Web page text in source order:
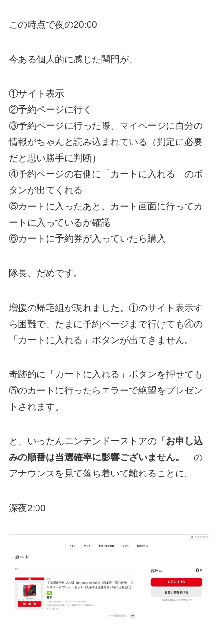
この時点で夜の20:00
今ある個人的に感じた関門が、
①サイト表示
②予約ページに行く
③予約ページに行った際、マイページに自分の
情報がちゃんと読み込まれている（判定に必要
だと思い勝手に判断）
④予約ページの右側に「カートに入れる」のボ
タンが出てくれる
⑤カートに入ったあと、カート画面に行ってカ
ートに入っているか確認
⑥カートに予約券が入っていたら購入
隊長、だめです。
増援の帰宅組が現れました。①のサイト表示す
ら困難で、たまに予約ページまで行けても④の
「カートに入れる」ボタンが出てきません。
奇跡的に「カートに入れる」ボタンを押せても
⑤のカートに行ったらエラーで絶望をプレゼン
トされます。
と、いったんニンテンドーストアの「 お申し込
みの順番は当選確率に影響ございません。
」の
アナウンスを見て落ち着いて離れることに。
深夜2:00